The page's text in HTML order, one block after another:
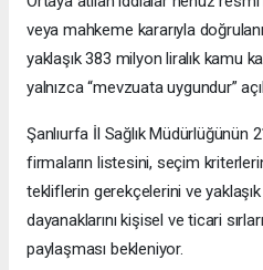
veya mahkeme kararıyla
yaklaşık 383 milyon liralık kamu
yalnızca “mevzuata uygundur”
Şanlıurfa İl Sağlık Müdürlüğünün
firmaların listesini, seçim
tekliflerin gerekçelerini ve yaklaşık
dayanaklarını kişisel ve ticari
paylaşması bekleniyor.